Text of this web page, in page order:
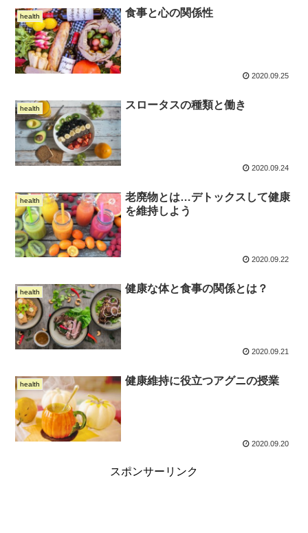
health 食事と心の関係性
2020.09.25
health スロータスの種類と働き
2020.09.24
health
老廃物とは…デトックスして健康
を維持しよう
2020.09.22
health 健康な体と食事の関係とは？
2020.09.21
health 健康維持に役立つアグニの授業
2020.09.20
スポンサーリンク